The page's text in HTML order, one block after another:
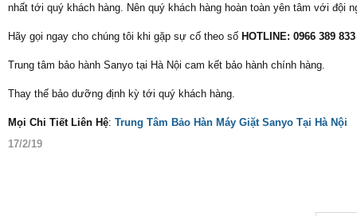
nhất tới quý khách hàng. Nên quý khách hàng hoàn toàn yên tâm với đội
Hãy gọi ngay cho chúng tôi khi gặp sự cố theo số HOTLINE: 0966 389
Trung tâm bảo hành Sanyo tại Hà Nội cam kết bảo hành chính hàng.
Thay thế bảo dưỡng định kỳ tới quý khách hàng.
Mọi Chi Tiết Liên Hệ: Trung Tâm Bảo Hàn Máy Giặt Sanyo Tại Hà Nội
17/2/19